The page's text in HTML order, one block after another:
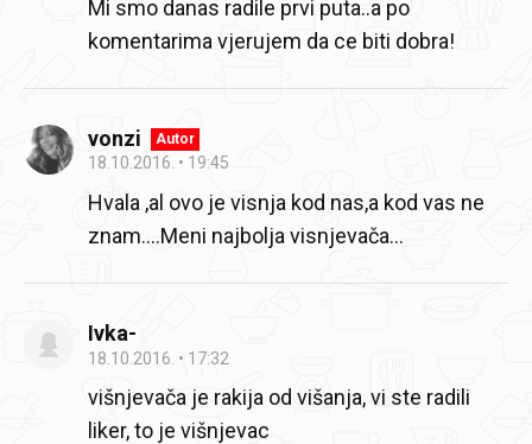
Mi smo danas radile prvi puta..a po
komentarima vjerujem da ce biti dobra!
vonzi Autor
18.10.2016. 19:45
Hvala ,al ovo je visnja kod nas,a kod vas ne
znam....Meni najbolja visnjevača...
Ivka-
18.10.2016. 17:32
višnjevača je rakija od višanja, vi ste radili
liker, to je višnjevac